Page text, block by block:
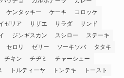
ケンタッキー ケーキ
コロッケ
ゼリア サザエ サラダ
サンド
ジンギスカン スシロー
ステーキ
セロリ ゼリー ソーキソバ
タタキ
チキン チヂミ
チャーシュー
トルティーヤ トンテキ
トースト